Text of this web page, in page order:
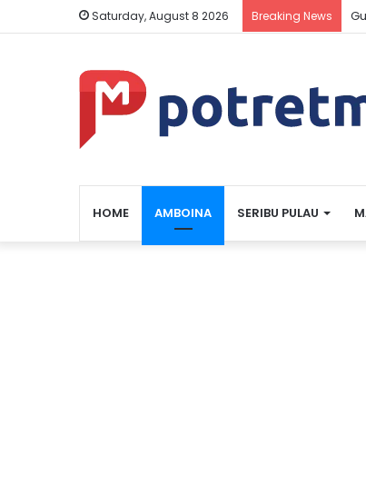
Saturday, August 8 2026 Breaking News
HOME AMBOINA SERIBU PULAU